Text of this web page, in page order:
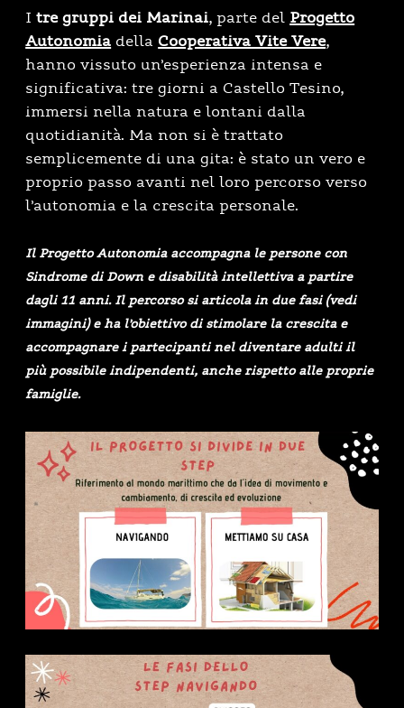
Itre gruppi dei Marinai, parte del Progetto
Autonomia della Cooperativa Vite Vere,
hanno vissuto un’esperienza intensa e
significativa: tre giorni a Castello Tesino,
immersi nella natura e lontani dalla
quotidianità. Ma non si è trattato
semplicemente di una gita: è stato un vero e
proprio passo avanti nel loro percorso verso
l’autonomia e la crescita personale.
Il Progetto Autonomiaaccompagna le persone con
Sindrome di Down e disabilità intellettivaa partire
dagli 11 anni. Il percorso si articola in due fasi (vedi
immagini) e ha l’obiettivo distimolare la crescita e
accompagnare i partecipanti nel diventare adulti il
più possibile indipendenti, anche rispetto alle proprie
famiglie.